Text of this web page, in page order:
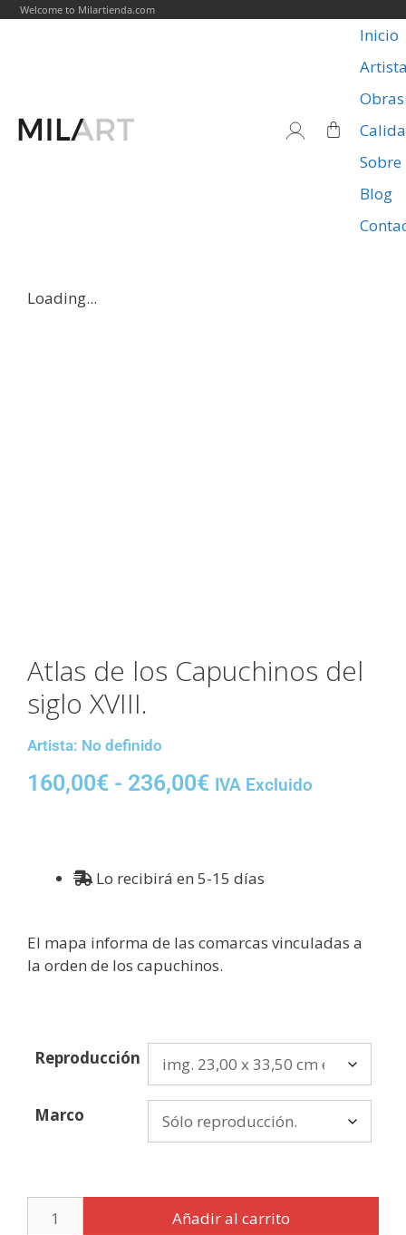
Welcome to Milartienda.com
Inicio
Obras
Blog
Loading...
Atlas de los Capuchinos del
siglo XVIII.
Artista: No definido
160,00€ - 236,00€ IVA Excluido
Lo recibirá en 5-15 días
El mapa informa de las comarcas vinculadas a
la orden de los capuchinos.
Reproducción
Marco
Añadir al carrito